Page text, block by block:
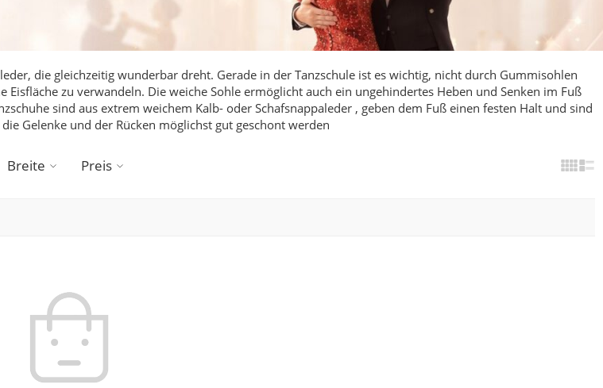
die gleichzeitig wunderbar dreht. Gerade in der Tanzschule ist es wichtig, nicht durch Gummisohlen
Eisfläche zu verwandeln. Die weiche Sohle ermöglicht auch ein ungehindertes Heben und Senken im Fuß
sind aus extrem weichem Kalb- oder Schafsnappaleder , geben dem Fuß einen festen Halt und sind
Gelenke und der Rücken möglichst gut geschont werden
Breite Preis